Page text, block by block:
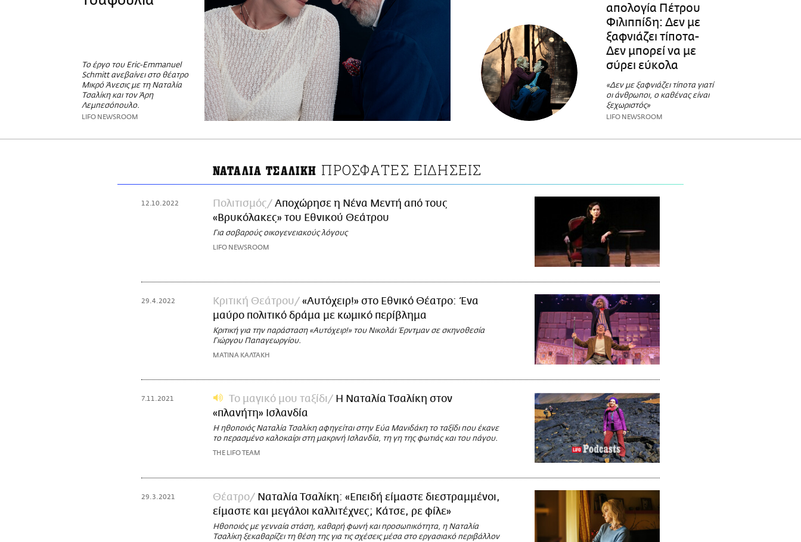
Το έργο του Eric-Emmanuel
Schmitt ανεβαίνει στο θέατρο
Μικρό Άνεσις με τη Ναταλία
Τσαλίκη και τον Άρη
Λεμπεσόπουλο.
LIFO NEWSROOM
απολογία Πέτρου
Φιλιππίδη: Δεν με
ξαφνιάζει τίποτα-
Δεν μπορεί να με
σύρει εύκολα
«Δεν με ξαφνιάζει τίποτα γιατί
οι άνθρωποι, ο καθένας είναι
ξεχωριστός»
LIFO NEWSROOM
ΝΑΤΑΛΙΑ ΤΣΑΛΙΚΗ ΠΡΟΣΦΑΤΕΣ ΕΙΔΗΣΕΙΣ
12.10.2022 Πολιτισμός
Αποχώρησε η Νένα Μεντή από τους
«Βρυκόλακες» του Εθνικού Θεάτρου
Για σοβαρούς οικογενειακούς λόγους
LIFO NEWSROOM
29.4.2022 Κριτική Θεάτρου
«Αυτόχειρ!» στο Εθνικό Θέατρο: Ένα
μαύρο πολιτικό δράμα με κωμικό περίβλημα
Κριτική για την παράσταση «Αυτόχειρ!» του Νικολάι Έρντμαν σε σκηνοθεσία
Γιώργου Παπαγεωργίου.
ΜΑΤΙΝΑ ΚΑΛΤΑΚΗ
7.11.2021 Το μαγικό μου ταξίδι
Η Ναταλία Τσαλίκη στον
«πλανήτη» Ισλανδία
Η ηθοποιός Ναταλία Τσαλίκη αφηγείται στην Εύα Μανιδάκη το ταξίδι που έκανε
το περασμένο καλοκαίρι στη μακρινή Ισλανδία, τη γη της φωτιάς και του πάγου.
THE LIFO TEAM
29.3.2021 Θέατρο
Ναταλία Τσαλίκη: «Επειδή είμαστε διεστραμμένοι,
είμαστε και μεγάλοι καλλιτέχνες; Κάτσε, ρε φίλε»
Ηθοποιός με γενναία στάση, καθαρή φωνή και προσωπικότητα, η Ναταλία
Τσαλίκη ξεκαθαρίζει τη θέση της για τις σχέσεις μέσα στο εργασιακό περιβάλλον